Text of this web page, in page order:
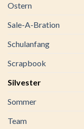
Ostern
Sale-A-Bration
Schulanfang
Scrapbook
Silvester
Sommer
Team